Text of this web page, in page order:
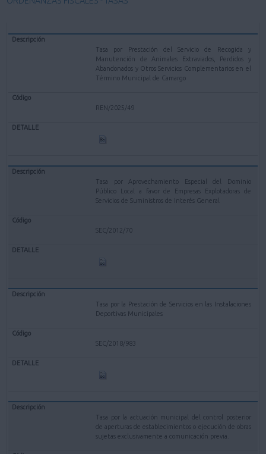
Tasa por Prestación del Servicio de Recogida y
Manutención de Animales Extraviados, Perdidos y
Abandonados y Otros Servicios Complementarios en el
Término Municipal de Camargo
REN/2025/49
Tasa por Aprovechamiento Especial del Dominio
Público Local a favor de Empresas Explotadoras de
Servicios de Suministros de Interés General
SEC/2012/70
Tasa por la Prestación de Servicios en las Instalaciones
Deportivas Municipales
SEC/2018/983
Tasa por la actuación municipal del control posterior
de aperturas de establecimientos o ejecución de obras
sujetas exclusivamente a comunicación previa.